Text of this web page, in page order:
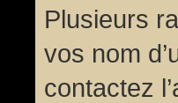
Plusieurs
vos nom
contactez